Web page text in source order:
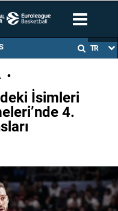
TR
•
İsimleri
4.